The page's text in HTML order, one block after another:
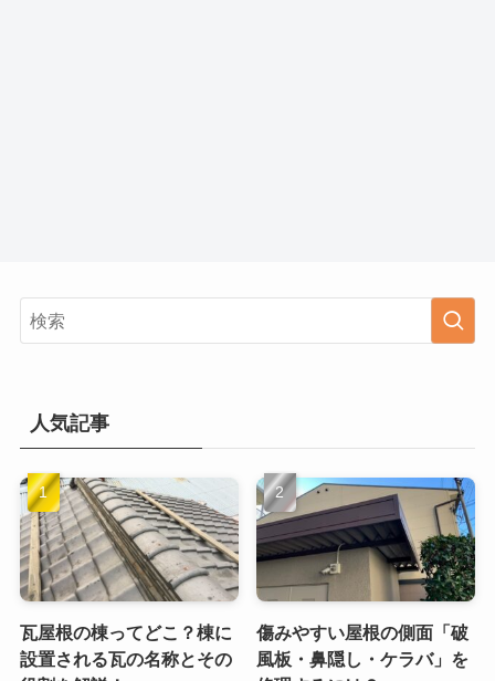
人気記事
瓦屋根の棟ってどこ？棟に
設置される瓦の名称とその
傷みやすい屋根の側面「破
風板・鼻隠し・ケラバ」を